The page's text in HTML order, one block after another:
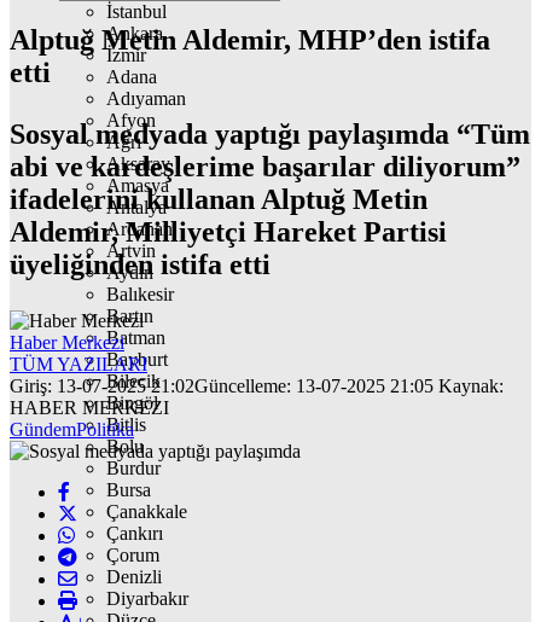
İstanbul
Ankara
İzmir
Adana
Adıyaman
Afyon
Ağrı
Aksaray
Amasya
Antalya
Ardahan
Artvin
Aydın
Balıkesir
Bartın
Batman
Bayburt
Bilecik
Bingöl
Bitlis
Bolu
Burdur
Bursa
Çanakkale
Çankırı
Çorum
Denizli
Diyarbakır
Alptuğ Metin Aldemir, MHP’den istifa
etti
Sosyal medyada yaptığı paylaşımda “Tüm
abi ve kardeşlerime başarılar diliyorum”
ifadelerini kullanan Alptuğ Metin
Aldemir, Milliyetçi Hareket Partisi
üyeliğinden istifa etti
Haber Merkezi
TÜM YAZILARI
Giriş: 13-07-2025 21:02Güncelleme: 13-07-2025 21:05 Kaynak:
HABER MERKEZI
GündemPolitika